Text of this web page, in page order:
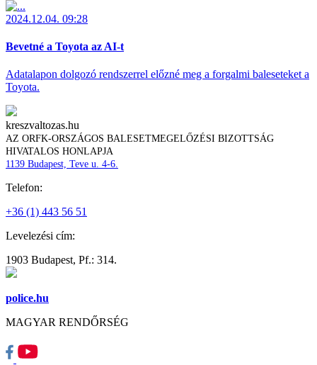
2024.12.04. 09:28
Bevetné a Toyota az AI-t
Adatalapon dolgozó rendszerrel előzné meg a forgalmi baleseteket a
Toyota.
kreszvaltozas.hu
AZ ORFK-ORSZÁGOS BALESETMEGELŐZÉSI BIZOTTSÁG
HIVATALOS HONLAPJA
1139 Budapest, Teve u. 4-6.
Telefon:
+36 (1) 443 56 51
Levelezési cím:
1903 Budapest, Pf.: 314.
police.hu
MAGYAR RENDŐRSÉG